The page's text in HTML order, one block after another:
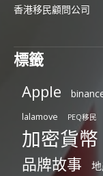
香港移民顧問公司
標籤
Apple
lalamove PEQ移民
加密貨幣
品牌故事